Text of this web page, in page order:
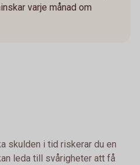
varje månad om
skulden i tid riskerar du en
leda till svårigheter att få